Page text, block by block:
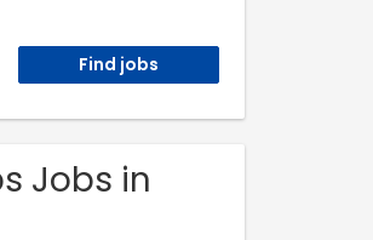
Jobs in